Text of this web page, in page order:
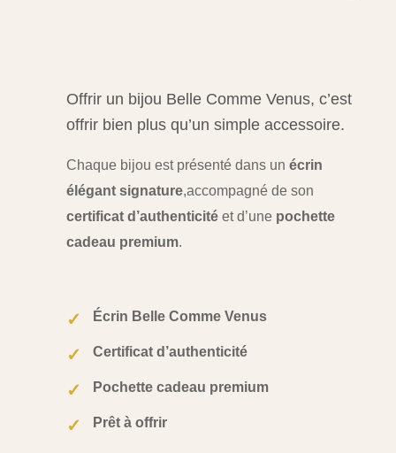
Offrir un bijou Belle Comme Venus, c’est
offrir bien plus qu’un simple accessoire.
Chaque bijou est présenté dans un écrin
élégant signature,accompagné de son
certificat d’authenticitéet d’une pochette
cadeau premium.
✓ Écrin Belle Comme Venus
✓ Certificat d’authenticité
✓ Pochette cadeau premium
✓ Prêt à offrir